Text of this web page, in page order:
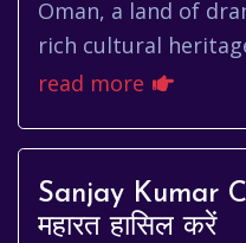
Oman, a land of
rich cultural
with its unique
read more
Sanjay Kumar
महारत हासिल करें